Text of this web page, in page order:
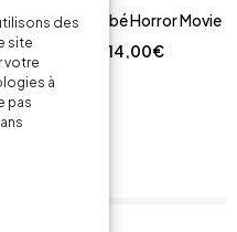
des
site
votre
à
pas
Body bébé Horror Movie
14,00€